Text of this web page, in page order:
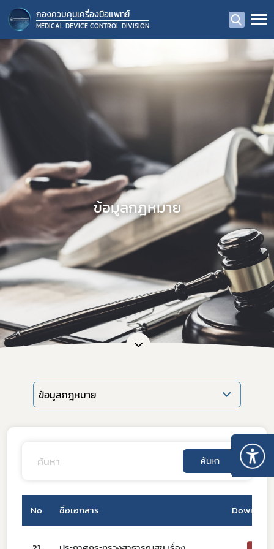
กองควบคุมเครื่องมือแพทย์
MEDICAL DEVICE CONTROL DIVISION
ข้อมูลกฎหมาย
ข้อมูลกฎหมาย
ค้นหา
No ชื่อเอกสาร Download